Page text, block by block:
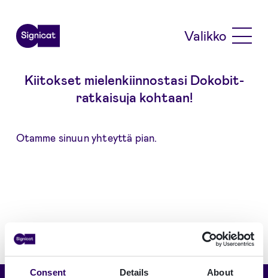
Consent Details About
Valikko
Kiitokset mielenkiinnostasi Dokobit-
ratkaisuja kohtaan!
Otamme sinuun yhteyttä pian.